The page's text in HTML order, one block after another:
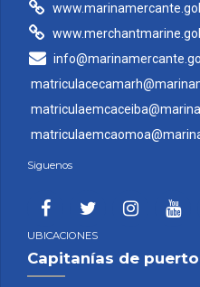
Siguenos
UBICACIONES
Capitanías de puerto